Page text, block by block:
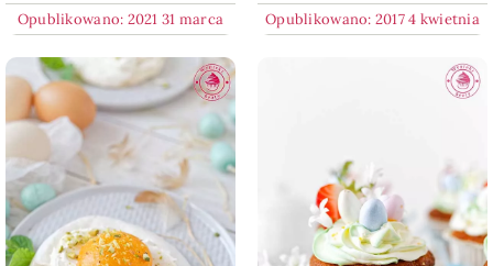
Opublikowano: 2021 31 marca Opublikowano: 2017 4 kwietnia